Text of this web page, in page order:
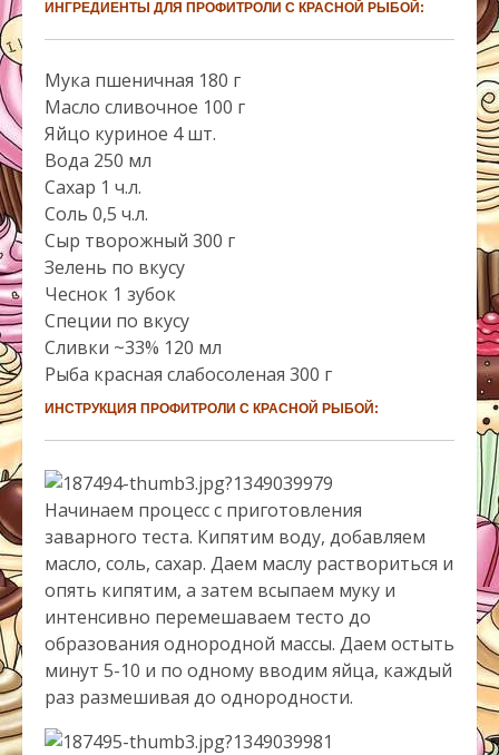
ИНГРЕДИЕНТЫ ДЛЯ ПРОФИТРОЛИ С КРАСНОЙ РЫБОЙ:
Мука пшеничная 180 г
Масло сливочное 100 г
Яйцо куриное 4 шт.
Вода 250 мл
Сахар 1 ч.л.
Соль 0,5 ч.л.
Сыр творожный 300 г
Зелень по вкусу
Чеснок 1 зубок
Специи по вкусу
Сливки ~33% 120 мл
Рыба красная слабосоленая 300 г
ИНСТРУКЦИЯ ПРОФИТРОЛИ С КРАСНОЙ РЫБОЙ:
Начинаем процесс с приготовления
заварного теста. Кипятим воду, добавляем
масло, соль, сахар. Даем маслу раствориться и
опять кипятим, а затем всыпаем муку и
интенсивно перемешаваем тесто до
образования однородной массы. Даем остыть
минут 5-10 и по одному вводим яйца, каждый
раз размешивая до однородности.